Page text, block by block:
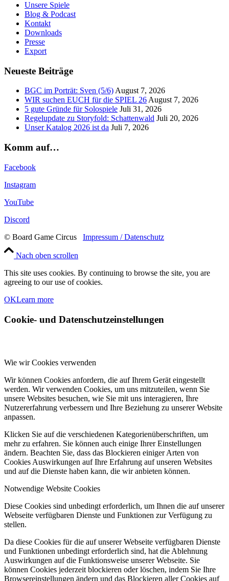
Unsere Spiele
Blog & Podcast
Kontakt
Downloads
Presse
Export
Neueste Beiträge
BGC im Porträt: Sven (5/6)August 7, 2026
WIR suchen EUCH für die SPIEL 26August 7, 2026
5 gute Gründe für Solospiele Juli 31, 2026
Regelupdate zu Storyfold: Schattenwald Juli 20, 2026
Unser Katalog 2026 ist da Juli 7, 2026
Komm auf…
Facebook
Instagram
YouTube
Discord
© Board Game Circus Impressum / Datenschutz
Nach oben scrollen
This site uses cookies. By continuing to browse the site, you are
agreeing to our use of cookies.
OKLearn more
Cookie- und Datenschutzeinstellungen
Wie wir Cookies verwenden
Wir können Cookies anfordern, die auf Ihrem Gerät eingestellt
werden. Wir verwenden Cookies, um uns mitzuteilen, wenn Sie
unsere Websites besuchen, wie Sie mit uns interagieren, Ihre
Nutzererfahrung verbessern und Ihre Beziehung zu unserer Website
anpassen.
Klicken Sie auf die verschiedenen Kategorienüberschriften, um
mehr zu erfahren. Sie können auch einige Ihrer Einstellungen
ändern. Beachten Sie, dass das Blockieren einiger Arten von
Cookies Auswirkungen auf Ihre Erfahrung auf unseren Websites
und auf die Dienste haben kann, die wir anbieten können.
Notwendige Website Cookies
Diese Cookies sind unbedingt erforderlich, um Ihnen die auf unserer
Webseite verfügbaren Dienste und Funktionen zur Verfügung zu
stellen.
Da diese Cookies für die auf unserer Webseite verfügbaren Dienste
und Funktionen unbedingt erforderlich sind, hat die Ablehnung
Auswirkungen auf die Funktionsweise unserer Webseite. Sie
können Cookies jederzeit blockieren oder löschen, indem Sie Ihre
Browsereinstellungen ändern und das Blockieren aller Cookies auf